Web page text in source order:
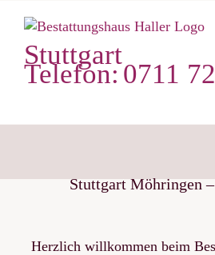
Inhalt
springenStuttgart
Telefon:0711
Stuttgart Möhringen
Herzlich willkommen beim